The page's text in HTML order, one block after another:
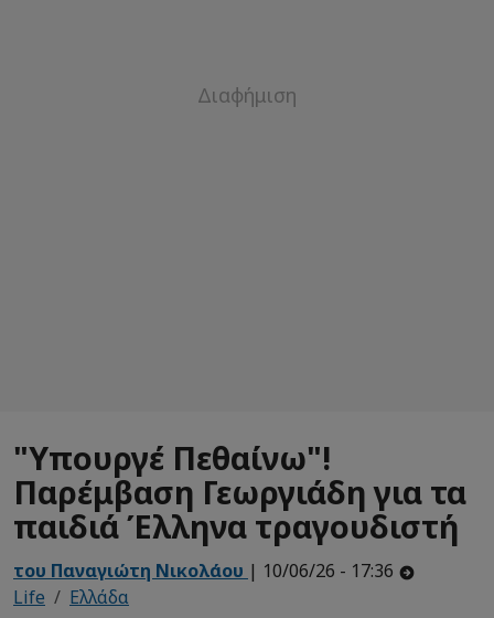
"Υπουργέ Πεθαίνω"!
Παρέμβαση Γεωργιάδη για τα
παιδιά Έλληνα τραγουδιστή
του Παναγιώτη Νικολάου | 10/06/26 - 17:36
Life
Ελλάδα